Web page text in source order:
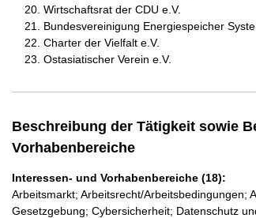
Wirtschaftsrat der CDU e.V.
Bundesvereinigung Energiespeicher
Charter der Vielfalt e.V.
Ostasiatischer Verein e.V.
Beschreibung der Tätigkeit sowie
Vorhabenbereiche
Interessen- und Vorhabenbereiche (18):
Arbeitsmarkt; Arbeitsrecht/Arbeitsbedingungen;
Gesetzgebung; Cybersicherheit; Datenschutz